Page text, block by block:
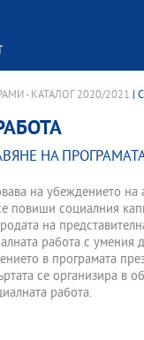
- КАТАЛОГ 2020/2021 |
НА
на убеждението на
повиши социалния
на
работа с умения
в програмата
се организира
работа.